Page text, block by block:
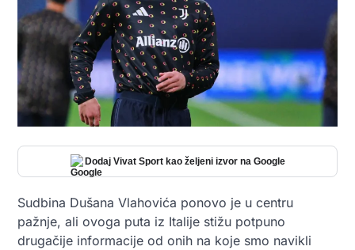
Dodaj Vivat Sport kao željeni izvor na Google
Sudbina Dušana Vlahovića ponovo je u centru
pažnje, ali ovoga puta iz Italije stižu potpuno
drugačije informacije od onih na koje smo navikli